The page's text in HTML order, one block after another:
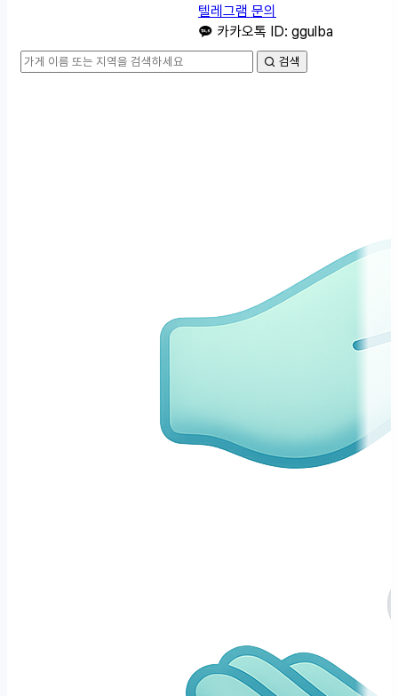
텔레그램 문의
카카오톡 ID: ggulba
검색